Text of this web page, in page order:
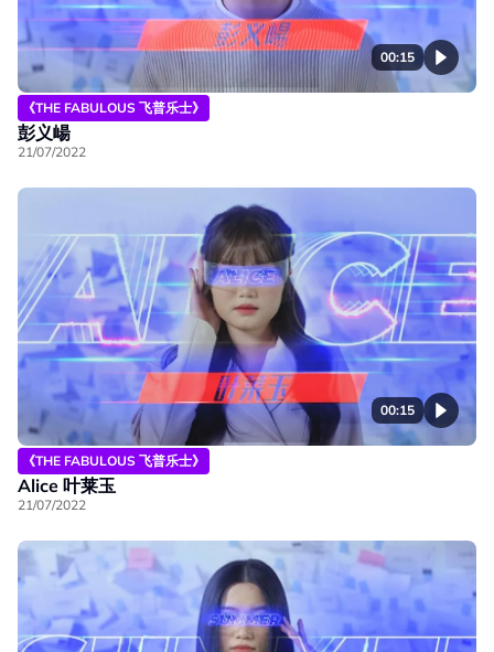
00:15
《THE FABULOUS 飞普乐士》
彭义崵
21/07/2022
00:15
《THE FABULOUS 飞普乐士》
Alice 叶莱玉
21/07/2022